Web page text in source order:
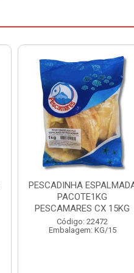
FILE DE PANGA PREMIUM
PACOTE 1KG CAIXA 10KG
Código: 20021
Embalagem: KG/10